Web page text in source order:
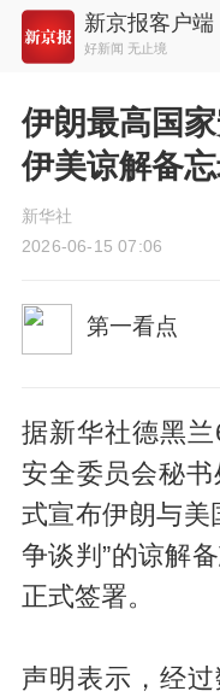
新京报客户端
好新闻 无止境
伊朗最高国
伊美谅解备
新华社
2026-06-15 07:06
第一看点
据新华社德黑
安全委员会秘
式宣布伊朗与美
争谈判”的谅解
正式签署。
声明表示，经